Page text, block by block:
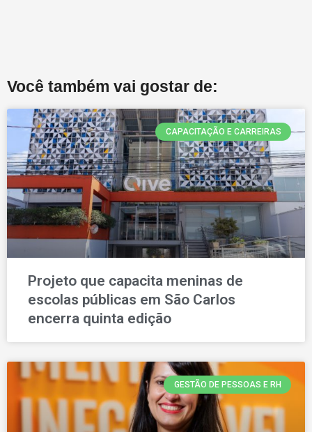
Você também vai gostar de:
CAPACITAÇÃO E CARREIRAS
Projeto que capacita meninas de
escolas públicas em São Carlos
encerra quinta edição
GESTÃO DE PESSOAS E RH